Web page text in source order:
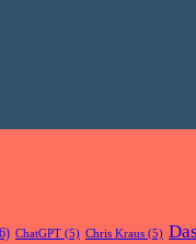
ChatGPT (5) Chris Kraus (5)